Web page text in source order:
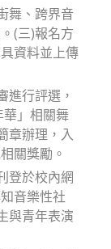
舞、跨界音
(三)報名方
資料並上傳
進行評選，
」相關舞
章辦理，入
關獎勵。
登於校內網
音樂性社
與青年表演